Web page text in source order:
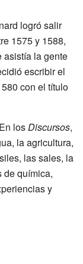
logró salir
1575 y 1588,
asistía la gente
escribir el
con el título
losDiscursos,
la agricultura,
las sales, la
de química,
y